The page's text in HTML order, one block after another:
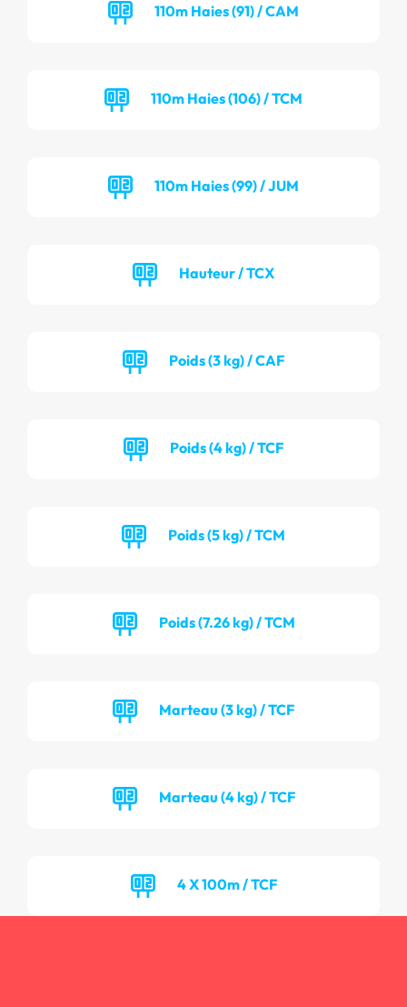
110m Haies (91) / CAM
110m Haies (106) / TCM
110m Haies (99) / JUM
Hauteur / TCX
Poids (3 kg) / CAF
Poids (4 kg) / TCF
Poids (5 kg) / TCM
Poids (7.26 kg) / TCM
Marteau (3 kg) / TCF
Marteau (4 kg) / TCF
4 X 100m / TCF